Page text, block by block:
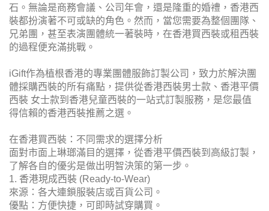
石。無論是商務會議、公司年會，還是隆重的婚禮，香港西
裝都扮演著不可或缺的角色。然而，當您需要為整個團隊、
兄弟團，甚至表演團體統一著裝時，在香港買西裝或租西裝
的過程便充滿挑戰。
iGift作為植根香港的專業團體服飾訂製公司，致力於解決團
體採購西裝的所有痛點，提供從香港西裝男士款、香港平價
西裝 女士款到香港兒童西裝的一站式訂製服務，是您最值
得信賴的香港西裝推薦之選。
在香港買西裝：不同需求的選擇分析
面對市面上琳瑯滿目的選擇，從香港平價西裝到高級訂製，
了解各自的優劣是做出明智決策的第一步。
1. 香港現成西裝 (Ready-to-Wear)
來源：各大連鎖服裝店或百貨公司。
優點：方便快捷，可即時試穿購買。